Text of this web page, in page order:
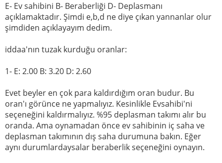
E- Ev sahibini B- Beraberliği D- Deplasmanı
açıklamaktadır. Şimdi e,b,d ne diye çıkan yannanlar olur
şimdiden açıklayayım dedim.
iddaa'nın tuzak kurduğu oranlar:
1- E: 2.00 B: 3.20 D: 2.60
Evet beyler en çok para kaldırdığım oran budur. Bu
oran'ı görünce ne yapmalıyız. Kesinlikle Evsahibi'ni
seçeneğini kaldırmalıyız. %95 deplasman takımı alır bu
oranda. Ama oynamadan önce ev sahibinin iç saha ve
deplasman takımının dış saha durumuna bakın. Eğer
aynı durumlardaysalar beraberlik seçeneğini oynayın.